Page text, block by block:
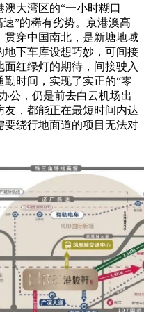
大湾区的“一小时糊口
”的稀有劣势。京港澳高
穿中国南北，是新塘地域
下车库设想巧妙，可间接
红绿灯的期待，间接驶入
时间，实现了实正的“零
公，仍是前去白云机场出
，都能正在最短时间内达
绕行地面道的项目无法对